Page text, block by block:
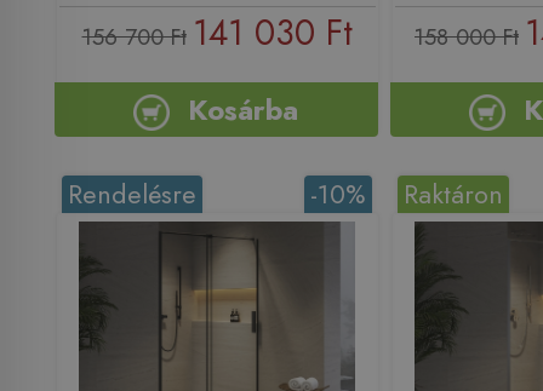
156 700 Ft 141 030 Ft
Kosárba
158 000 Ft
-10%
Rendelésre Raktáron